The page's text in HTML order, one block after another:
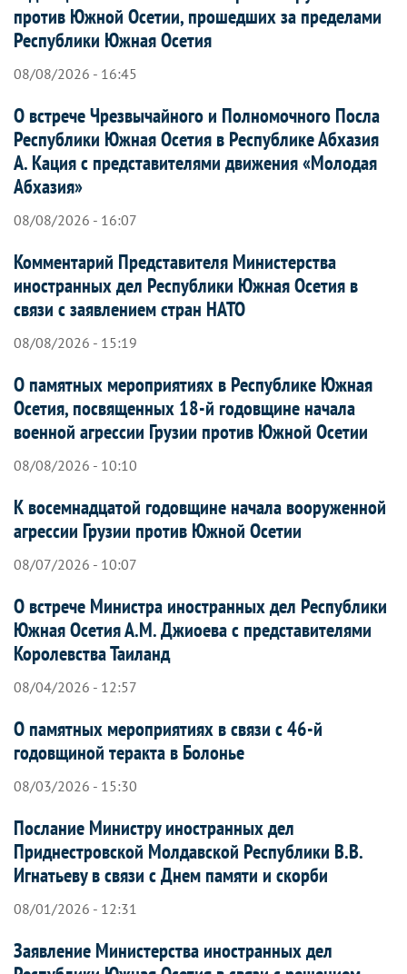
против Южной Осетии, прошедших за пределами
Республики Южная Осетия
08/08/2026 - 16:45
О встрече Чрезвычайного и Полномочного Посла
Республики Южная Осетия в Республике Абхазия
А. Кация с представителями движения «Молодая
Абхазия»
08/08/2026 - 16:07
Комментарий Представителя Министерства
иностранных дел Республики Южная Осетия в
связи с заявлением стран НАТО
08/08/2026 - 15:19
О памятных мероприятиях в Республике Южная
Осетия, посвященных 18-й годовщине начала
военной агрессии Грузии против Южной Осетии
08/08/2026 - 10:10
К восемнадцатой годовщине начала вооруженной
агрессии Грузии против Южной Осетии
08/07/2026 - 10:07
О встрече Министра иностранных дел Республики
Южная Осетия А.М. Джиоева с представителями
Королевства Таиланд
08/04/2026 - 12:57
О памятных мероприятиях в связи с 46-й
годовщиной теракта в Болонье
08/03/2026 - 15:30
Послание Министру иностранных дел
Приднестровской Молдавской Республики В.В.
Игнатьеву в связи с Днем памяти и скорби
08/01/2026 - 12:31
Заявление Министерства иностранных дел